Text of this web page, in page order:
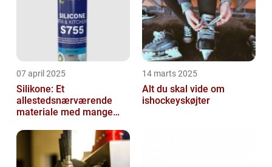
07 april 2025
Silikone: Et
allestedsnærværende
materiale med mange
14 marts 2025
Alt du skal vide om
ishockeyskøjter